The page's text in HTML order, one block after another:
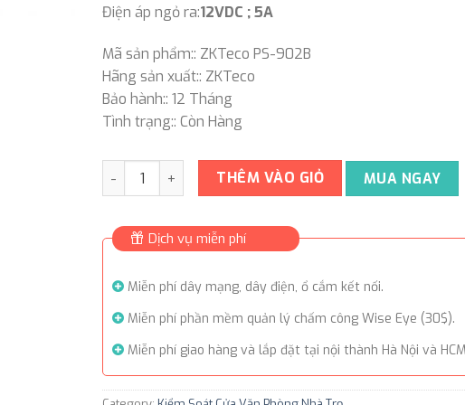
Điện áp ngỏ ra:12VDC ; 5A
Mã sản phẩm:: ZKTeco PS-902B
Hãng sản xuất:: ZKTeco
Bảo hành:: 12 Tháng
Tình trạng:: Còn Hàng
Bộ lưu điện cho kiểm soát cửa ZKTeco PS-902B quantity
THÊM VÀO GIỎ MUA NGAY
Dịch vụ miễn phí
Miễn phí dây mạng, dây điện, ổ cắm kết nối.
Miễn phí phần mềm quản lý chấm công Wise Eye (30$).
Miễn phí giao hàng và lắp đặt tại nội thành Hà Nội và